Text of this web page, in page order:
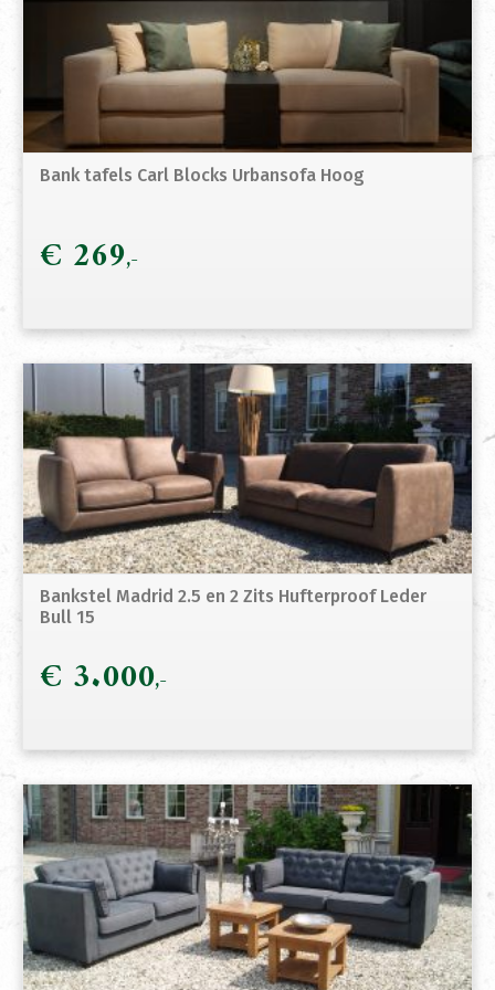
Bank tafels Carl Blocks Urbansofa Hoog
€ 269
Bankstel Madrid 2.5 en 2 Zits Hufterproof Leder
Bull 15
€ 3.000